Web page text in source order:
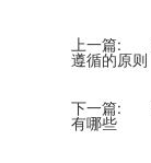
上一篇:
遵循的原则
下一篇:
有哪些